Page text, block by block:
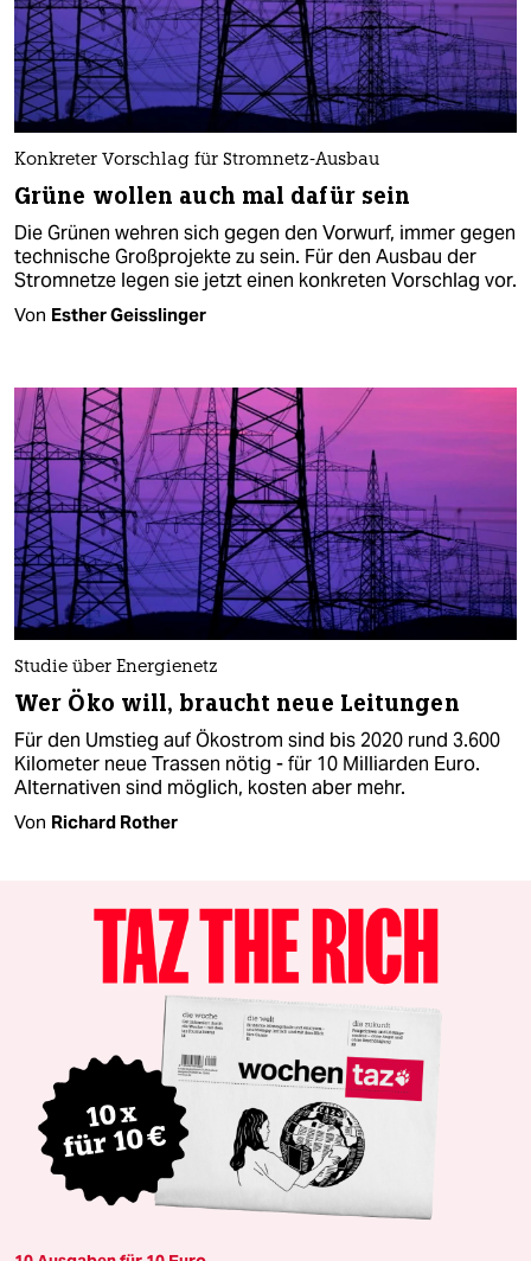
Konkreter Vorschlag für Stromnetz-Ausbau
Grüne wollen auch mal dafür sein
Die Grünen wehren sich gegen den Vorwurf, immer gegen
technische Großprojekte zu sein. Für den Ausbau der
Stromnetze legen sie jetzt einen konkreten Vorschlag vor.
Von Esther Geisslinger
Studie über Energienetz
Wer Öko will, braucht neue Leitungen
Für den Umstieg auf Ökostrom sind bis 2020 rund 3.600
Kilometer neue Trassen nötig - für 10 Milliarden Euro.
Alternativen sind möglich, kosten aber mehr.
Von Richard Rother